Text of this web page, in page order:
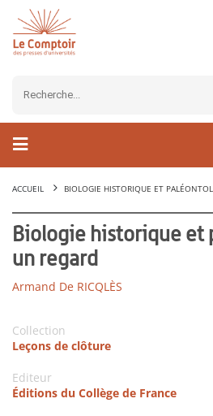
ACCUEIL BIOLOGIE HISTORIQUE ET
Biologie historique et
un regard
Armand De RICQLÈS
Collection
Leçons de clôture
Editeur
Éditions du Collège de France